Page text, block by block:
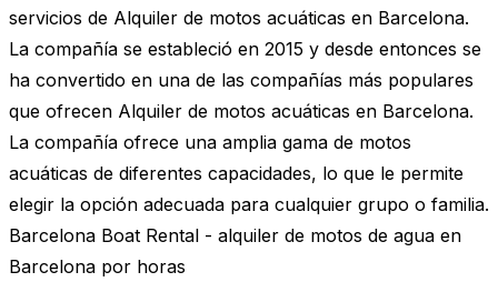
servicios de Alquiler de motos acuáticas en Barcelona.
La compañía se estableció en 2015 y desde entonces se
ha convertido en una de las compañías más populares
que ofrecen Alquiler de motos acuáticas en Barcelona.
La compañía ofrece una amplia gama de motos
acuáticas de diferentes capacidades, lo que le permite
elegir la opción adecuada para cualquier grupo o familia.
Barcelona Boat Rental - alquiler de motos de agua en
Barcelona por horas